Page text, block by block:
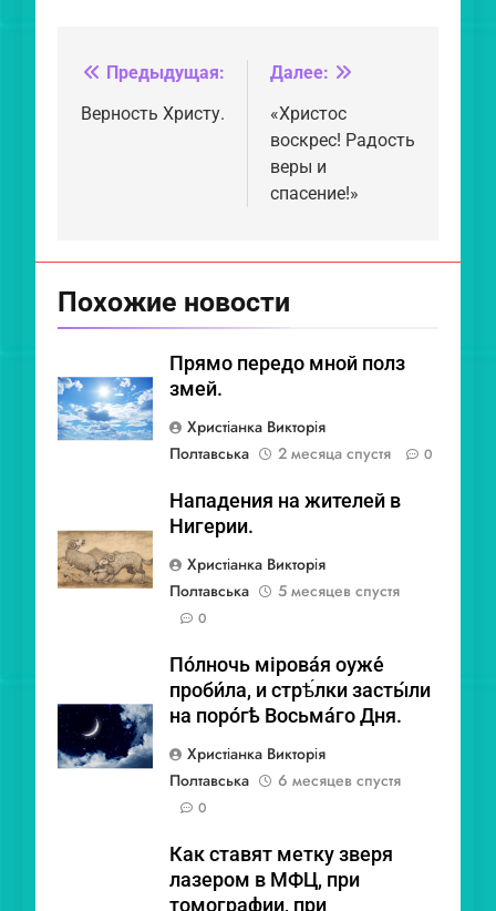
Навигация
по
Предыдущая:
Верность Христу.
Далее:
«Христос
воскрес! Радость
веры и
спасение!»
Похожие новости
Прямо передо мной полз
змей.
Христіанка Викторія
Полтавська
2 месяца спустя 0
Нападения на жителей в
Нигерии.
Христіанка Викторія
Полтавська
5 месяцев спустя
0
По́лночь мірова́я ѹже́
проби́ла, и стрѣ́лки засты́ли
на поро́гѣ Восьма́го Дня.
Христіанка Викторія
Полтавська
6 месяцев спустя
0
Как ставят метку зверя
лазером в МФЦ, при
томографии, при